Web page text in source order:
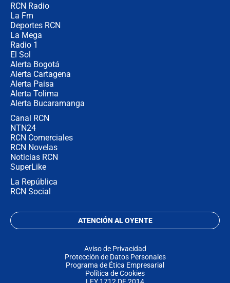
RCN Radio
La Fm
Deportes RCN
La Mega
Radio 1
El Sol
Alerta Bogotá
Alerta Cartagena
Alerta Paisa
Alerta Tolima
Alerta Bucaramanga
Canal RCN
NTN24
RCN Comerciales
RCN Novelas
Noticias RCN
SuperLike
La República
RCN Social
ATENCIÓN AL OYENTE
Aviso de Privacidad
Protección de Datos Personales
Programa de Ética Empresarial
Política de Cookies
LEY 1712 DE 2014